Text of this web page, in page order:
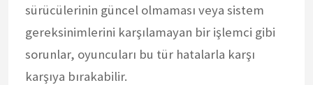
sürücülerinin güncel olmaması veya sistem
gereksinimlerini karşılamayan bir işlemci gibi
sorunlar, oyuncuları bu tür hatalarla karşı
karşıya bırakabilir.